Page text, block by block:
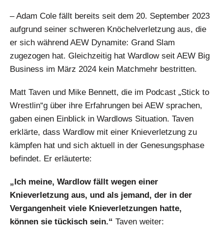
– Adam Cole fällt bereits seit dem 20. September 2023
aufgrund seiner schweren Knöchelverletzung aus, die
er sich während AEW Dynamite: Grand Slam
zugezogen hat. Gleichzeitig hat Wardlow seit AEW Big
Business im März 2024 kein Matchmehr bestritten.
Matt Taven und Mike Bennett, die im Podcast „Stick to
Wrestlin“g über ihre Erfahrungen bei AEW sprachen,
gaben einen Einblick in Wardlows Situation. Taven
erklärte, dass Wardlow mit einer Knieverletzung zu
kämpfen hat und sich aktuell in der Genesungsphase
befindet. Er erläuterte:
„Ich meine, Wardlow fällt wegen einer
Knieverletzung aus, und als jemand, der in der
Vergangenheit viele Knieverletzungen hatte,
können sie tückisch sein.“ Taven weiter: